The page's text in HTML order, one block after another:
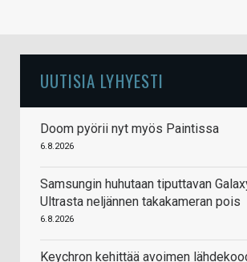
UUTISIA LYHYESTI
Doom pyörii nyt myös Paintissa
6.8.2026
Samsungin huhutaan tiputtavan
Ultrasta neljännen takakameran pois
6.8.2026
Keychron kehittää avoimen